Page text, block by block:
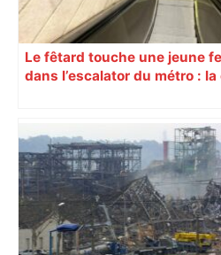
Le fêtard touche une jeune
dans l’escalator du métro : la